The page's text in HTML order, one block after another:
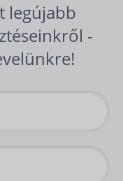
legújabb
-